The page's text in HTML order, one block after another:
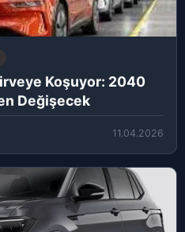
Koşuyor: 2040
Değişecek
11.04.2026